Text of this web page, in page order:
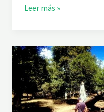
I
E
A
B
A
R
C
A
Leer más »